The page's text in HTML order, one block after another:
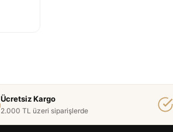
Ücretsiz Kargo
2.000 TL üzeri siparişlerde